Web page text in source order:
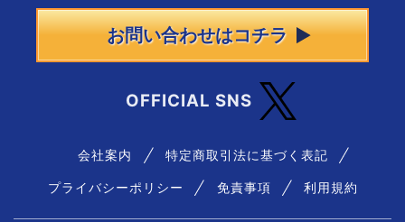
お問い合わせはコチラ
OFFICIAL SNS
会社案内 特定商取引法に基づく表記
プライバシーポリシー 免責事項 利用規約